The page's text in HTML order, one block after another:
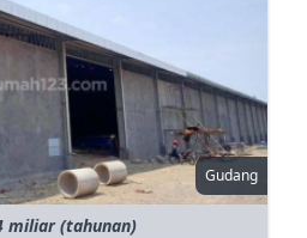
Gudang
miliar (tahunan)